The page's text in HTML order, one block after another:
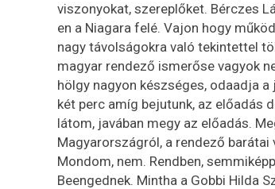
viszonyokat, szereplőket. Bérczes
en a Niagara felé. Vajon hogy
nagy távolságokra való tekintettel
magyar rendező ismerőse vagyok
hölgy nagyon készséges, odaadja a
két perc amíg bejutunk, az előadás
látom, javában megy az előadás.
Magyarországról, a rendező
Mondom, nem. Rendben,
Beengednek. Mintha a Gobbi Hilda